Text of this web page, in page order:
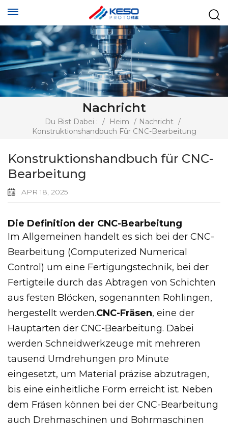
Nachricht
Du Bist Dabei : / Heim / Nachricht /
Konstruktionshandbuch Für CNC-Bearbeitung
Konstruktionshandbuch für CNC-
Bearbeitung
APR 18, 2025
Die Definition der CNC-Bearbeitung
Im Allgemeinen handelt es sich bei der CNC-
Bearbeitung (Computerized Numerical
Control) um eine Fertigungstechnik, bei der
Fertigteile durch das Abtragen von Schichten
aus festen Blöcken, sogenannten Rohlingen,
hergestellt werden.CNC-Fräsen, eine der
Hauptarten der CNC-Bearbeitung. Dabei
werden Schneidwerkzeuge mit mehreren
tausend Umdrehungen pro Minute
eingesetzt, um Material präzise abzutragen,
bis eine einheitliche Form erreicht ist. Neben
dem Fräsen können bei der CNC-Bearbeitung
auch Drehmaschinen und Bohrmaschinen